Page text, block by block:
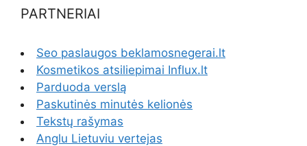
PARTNERIAI
Seo paslaugos beklamosnegerai.lt
Kosmetikos atsiliepimai Influx.lt
Parduoda verslą
Paskutinės minutės kelionės
Tekstų rašymas
Anglu Lietuviu vertejas